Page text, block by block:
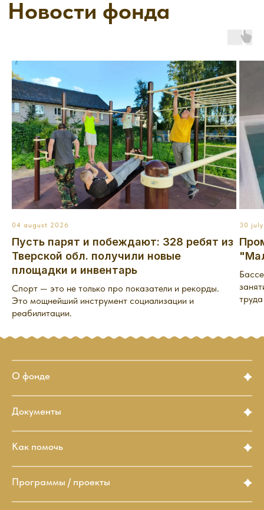
04 august 2026
Пусть парят и побеждают: 328 ребят из
Тверской обл. получили новые
площадки и инвентарь
Спорт — это не только про показатели и рекорды.
Это мощнейший инструмент социализации и
реабилитации.
30
О фонде
Документы
Как помочь
Программы / проекты